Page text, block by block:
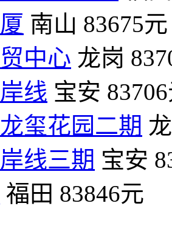
南山 83675元
中心 龙岗
线 宝安
玺花园二期
线三期 宝安
福田 83846元